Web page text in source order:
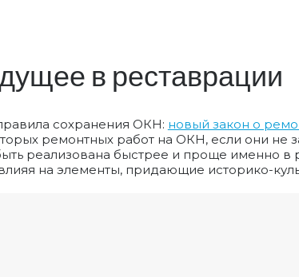
в реставрации
сохранения ОКН: новый закон о
ремонтных работ на ОКН, если они не
реализована быстрее и проще именно
на элементы, придающие историко-